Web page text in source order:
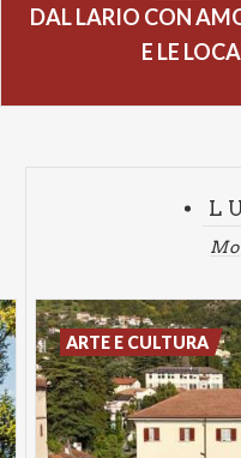
DAL LARIO CON
E LE
ARTE E CULTURA